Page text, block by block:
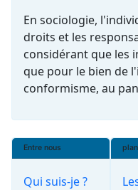
En sociologie,
droits et les
considérant que les
que pour le bien de
conformisme, au
Entre nous
Qui suis-je ?